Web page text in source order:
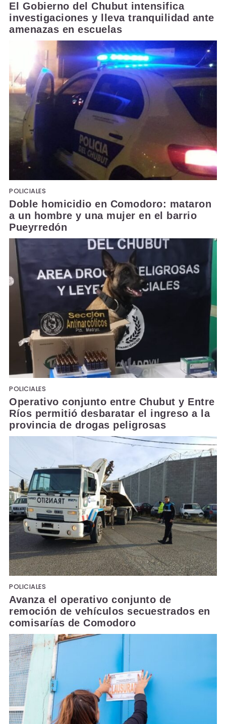
El Gobierno del Chubut intensifica
investigaciones y lleva tranquilidad ante
amenazas en escuelas
POLICIALES
Doble homicidio en Comodoro: mataron
a un hombre y una mujer en el barrio
Pueyrredón
POLICIALES
Operativo conjunto entre Chubut y Entre
Ríos permitió desbaratar el ingreso a la
provincia de drogas peligrosas
POLICIALES
Avanza el operativo conjunto de
remoción de vehículos secuestrados en
comisarías de Comodoro